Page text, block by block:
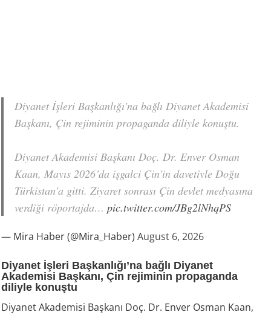
Diyanet İşleri Başkanlığı'na bağlı Diyanet Akademisi
Başkanı, Çin rejiminin propaganda diliyle konuştu.
Diyanet Akademisi Başkanı Doç. Dr. Enver Osman
Kaan, Mayıs 2026’da işgalci Çin'in davetiyle Doğu
Türkistan'a gitti. Ziyaret sonrası Çin devlet medyasına
verdiği röportajda…pic.twitter.com/JBg2lNhqPS
— Mira Haber (@Mira_Haber)August 6, 2026
Diyanet İşleri Başkanlığı’na bağlı Diyanet
Akademisi Başkanı, Çin rejiminin propaganda
diliyle konuştu
Diyanet Akademisi Başkanı Doç. Dr. Enver Osman Kaan,